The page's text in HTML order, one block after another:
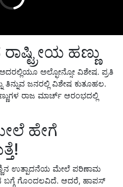
ಹಣ್ಣು
ಅದರಲ್ಲಿಯೂ ಅಲ್ಫೋನ್ಸೋ ವಿಶೇಷ. ಪ್ರತಿ
ಜನರಲ್ಲಿ ವಿಶೇಷ ಕುತೂಹಲ.
ರಾಜ ಮಾರ್ಚ್ ಆರಂಭದಲ್ಲಿ
ಹೇಗೆ
ಉತ್ಪಾದನೆಯ ಮೇಲೆ ಪರಿಣಾಮ
ಬಗ್ಗೆ ಗೊಂದಲವಿದೆ. ಆದರೆ, ಹಾಪಸ್